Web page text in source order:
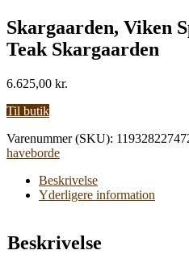
Skargaarden, Viken
Teak Skargaarden
6.625,00 kr.
Til butik
Varenummer (SKU):
haveborde
Beskrivelse
Yderligere information
Beskrivelse